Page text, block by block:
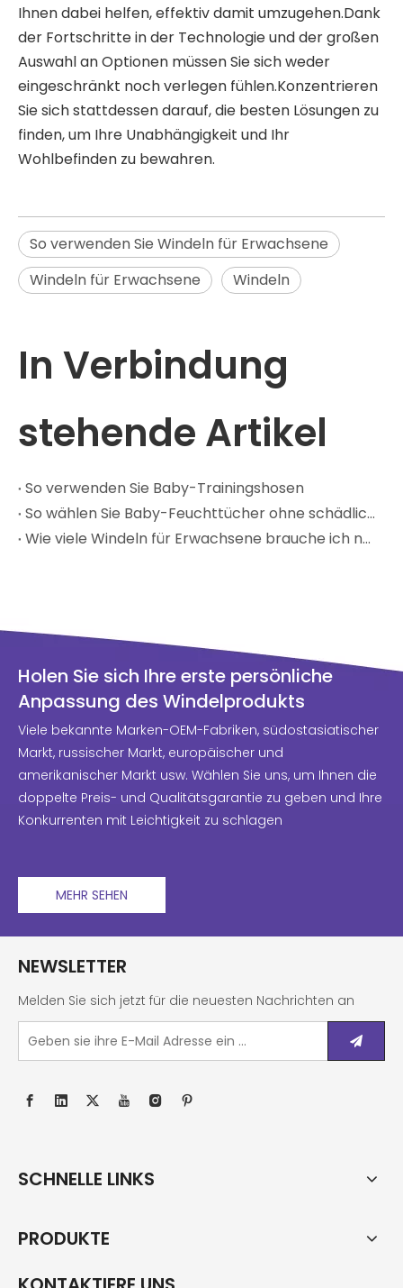
Ihnen dabei helfen, effektiv damit umzugehen.Dank
der Fortschritte in der Technologie und der großen
Auswahl an Optionen müssen Sie sich weder
eingeschränkt noch verlegen fühlen.Konzentrieren
Sie sich stattdessen darauf, die besten Lösungen zu
finden, um Ihre Unabhängigkeit und Ihr
Wohlbefinden zu bewahren.
So verwenden Sie Windeln für Erwachsene
Windeln für Erwachsene
Windeln
In Verbindung
stehende Artikel
So verwenden Sie Baby-Trainingshosen
So wählen Sie Baby-Feuchttücher ohne schädliche Chemikalien aus
Wie viele Windeln für Erwachsene brauche ich nach der Geburt?
Holen Sie sich Ihre erste persönliche
Anpassung des Windelprodukts
Viele bekannte Marken-OEM-Fabriken, südostasiatischer
Markt, russischer Markt, europäischer und
amerikanischer Markt usw. Wählen Sie uns, um Ihnen die
doppelte Preis- und Qualitätsgarantie zu geben und Ihre
Konkurrenten mit Leichtigkeit zu schlagen
MEHR SEHEN
NEWSLETTER
Melden Sie sich jetzt für die neuesten Nachrichten an
SCHNELLE LINKS
PRODUKTE